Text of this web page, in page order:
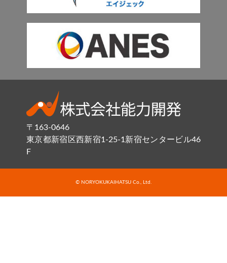
〒163-0646
東京都新宿区西新宿1-25-1新宿センタービル46
F
© NORYOKUKAIHATSU Co., Ltd.